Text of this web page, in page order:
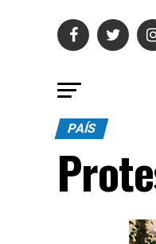
PAÍS